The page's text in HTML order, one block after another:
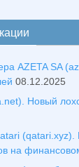
AZETA SA
08.12.2025
Новый
(qatari.xyz).
на